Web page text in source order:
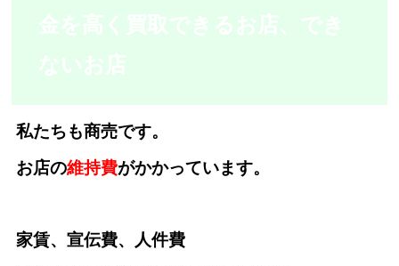
金を高く買取できるお店、でき
ないお店
私たちも商売です。
お店の維持費がかかっています。
家賃、宣伝費、人件費